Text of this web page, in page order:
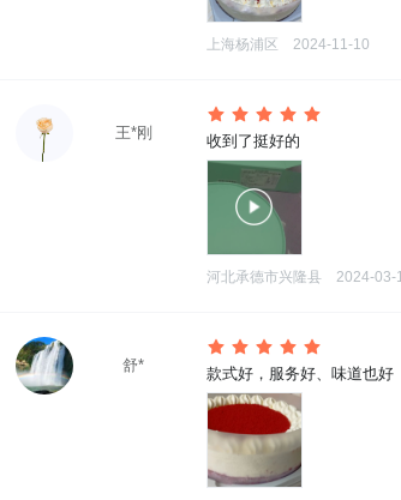
上海杨浦区 2024-11-10
王*刚 收到了挺好的
河北承德市兴隆县 2024-03-
舒* 款式好，服务好、味道也好